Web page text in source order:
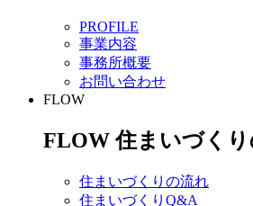
PROFILE
事業内容
事務所概要
お問い合わせ
FLOW
FLOW 住まいづく
住まいづくりの流れ
住まいづくりQ&A